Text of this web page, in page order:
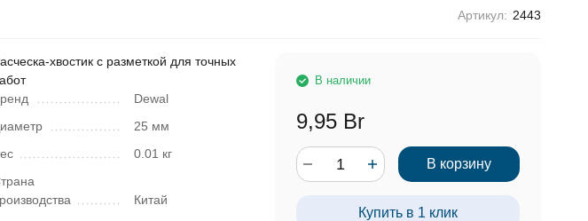
Артикул: 2443
хвостик с разметкой для точных
Dewal
25 мм
0.01 кг
Китай
В наличии
9,95 Br
В корзину
Купить в 1 клик